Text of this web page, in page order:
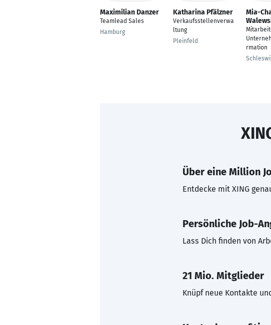
Maximilian Danzer
Teamlead Sales
Hamburg
Katharina Pfälzner
Verkaufsstellenverwa
ltung
Pleinfeld
Mia-
rmation
Über eine Million
Entdecke mit XING
Persönliche Job-
Lass Dich finden von
21 Mio. Mitglieder
Knüpf neue Kontakte